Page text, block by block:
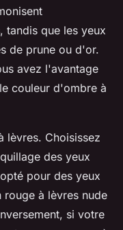
tandis que les yeux
de prune ou d'or.
avez l'avantage
couleur d'ombre à
lèvres. Choisissez
des yeux
pour des yeux
rouge à lèvres nude
si votre